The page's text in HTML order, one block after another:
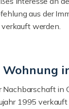
aus der
werden.
in
1995